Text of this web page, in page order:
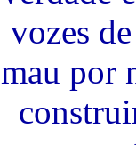
vozes
mau por